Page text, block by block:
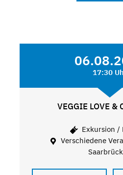
17:30
VEGGIE LOVE &
Exkursion /
Verschiedene